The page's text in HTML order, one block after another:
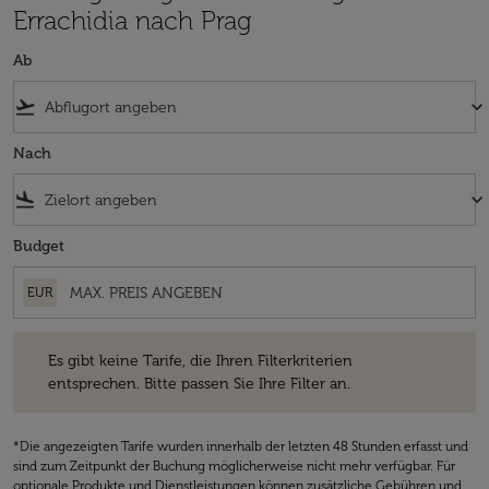
Errachidia nach Prag
Ab
flight_takeoff keyboard_arrow_down
Nach
flight_land keyboard_arrow_down
Budget
EUR
Es gibt keine Tarife, die Ihren Filterkriterien
entsprechen. Bitte passen Sie Ihre Filter an.
*Die angezeigten Tarife wurden innerhalb der letzten 48 Stunden erfasst und
sind zum Zeitpunkt der Buchung möglicherweise nicht mehr verfügbar. Für
optionale Produkte und Dienstleistungen können zusätzliche Gebühren und